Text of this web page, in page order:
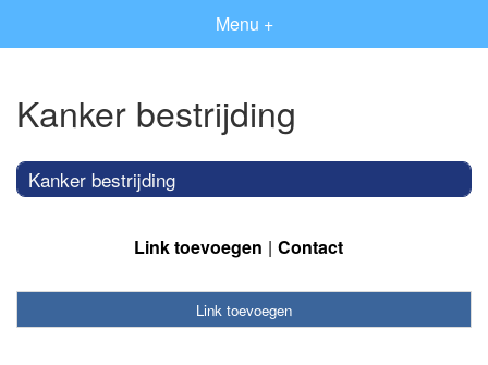
Menu +
Kanker bestrijding
Kanker bestrijding
Link toevoegen Contact
Link toevoegen